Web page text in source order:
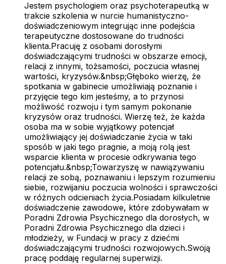
Jestem psychologiem oraz psychoterapeutką w
trakcie szkolenia w nurcie humanistyczno-
doświadczeniowym integrując inne podejścia
terapeutyczne dostosowane do trudności
klienta.Pracuję z osobami dorosłymi
doświadczającymi trudności w obszarze emocji,
relacji z innymi, tożsamości, poczucia własnej
wartości, kryzysów.&nbsp;Głęboko wierzę, że
spotkania w gabinecie umożliwiają poznanie i
przyjęcie tego kim jesteśmy, a to przynosi
możliwość rozwoju i tym samym pokonanie
kryzysów oraz trudności. Wierzę też, że każda
osoba ma w sobie wyjątkowy potencjał
umożliwiający jej doświadczanie życia w taki
sposób w jaki tego pragnie, a moją rolą jest
wsparcie klienta w procesie odkrywania tego
potencjału.&nbsp;Towarzyszę w nawiązywaniu
relacji ze sobą, poznawaniu i lepszym rozumieniu
siebie, rozwijaniu poczucia wolności i sprawczości
w różnych odcieniach życia.Posiadam kilkuletnie
doświadczenie zawodowe, które zdobywałam w
Poradni Zdrowia Psychicznego dla dorosłych, w
Poradni Zdrowia Psychicznego dla dzieci i
młodzieży, w Fundacji w pracy z dziećmi
doświadczającymi trudności rozwojowych.Swoją
pracę poddaję regularnej superwizji.